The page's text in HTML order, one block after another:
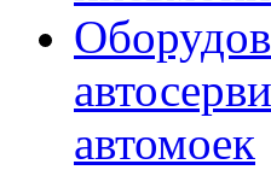
автомоек